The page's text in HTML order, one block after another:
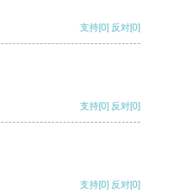
支持[0] 反对[0]
支持[0] 反对[0]
支持[0] 反对[0]